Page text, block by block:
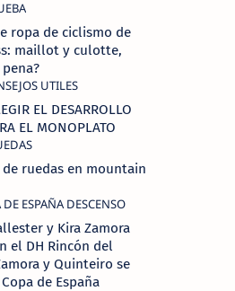
ropa de ciclismo de
maillot y culotte,
EL DESARROLLO
EL MONOPLATO
de ruedas en mountain
y Kira Zamora
el DH Rincón del
y Quinteiro se
de España